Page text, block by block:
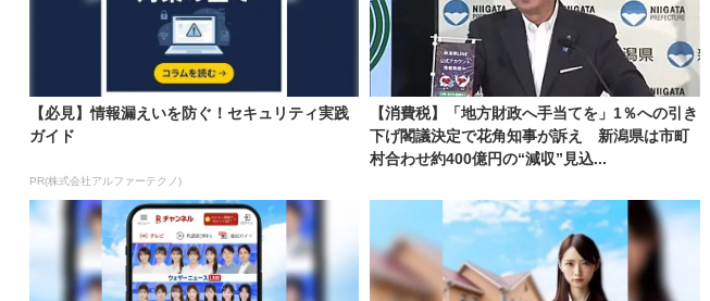
【必見】情報漏えいを防ぐ！セキュリティ実践
ガイド
PR(株式会社アルファーテクノ)
【消費税】「地方財政へ手当てを」1％への引き
下げ閣議決定で花角知事が訴え 新潟県は市町
村合わせ約400億円の“減収”見込...